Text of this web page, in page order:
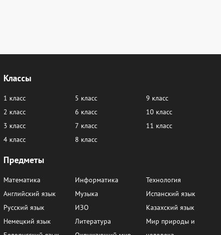
Классы
1 класс
2 класс
3 класс
4 класс
5 класс
6 класс
7 класс
8 класс
9 класс
10 класс
11 класс
Предметы
Математика
Английский язык
Русский язык
Немецкий язык
Информатика
Музыка
ИЗО
Литература
Технология
Испанский язык
Казахский язык
Мир природы и